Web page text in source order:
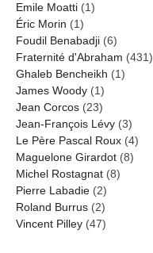
Emile Moatti (1)
Éric Morin (1)
Foudil Benabadji (6)
Fraternité d'Abraham (431)
Ghaleb Bencheikh (1)
James Woody (1)
Jean Corcos (23)
Jean-François Lévy (3)
Le Père Pascal Roux (4)
Maguelone Girardot (8)
Michel Rostagnat (8)
Pierre Labadie (2)
Roland Burrus (2)
Vincent Pilley (47)